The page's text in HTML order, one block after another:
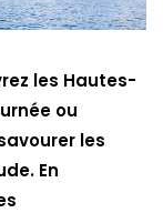
les Hautes-
ou
les
En